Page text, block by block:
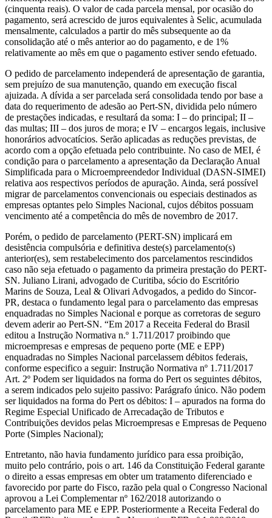
(cinquenta reais). O valor de cada parcela mensal, por ocasião do
pagamento, será acrescido de juros equivalentes à Selic, acumulada
mensalmente, calculados a partir do mês subsequente ao da
consolidação até o mês anterior ao do pagamento, e de 1%
relativamente ao mês em que o pagamento estiver sendo efetuado.
O pedido de parcelamento independerá de apresentação de garantia,
sem prejuízo de sua manutenção, quando em execução fiscal
ajuizada. A dívida a ser parcelada será consolidada tendo por base a
data do requerimento de adesão ao Pert-SN, dividida pelo número
de prestações indicadas, e resultará da soma: I – do principal; II –
das multas; III – dos juros de mora; e IV – encargos legais, inclusive
honorários advocatícios. Serão aplicadas as reduções previstas, de
acordo com a opção efetuada pelo contribuinte. No caso de MEI, é
condição para o parcelamento a apresentação da Declaração Anual
Simplificada para o Microempreendedor Individual (DASN-SIMEI)
relativa aos respectivos períodos de apuração. Ainda, será possível
migrar de parcelamentos convencionais ou especiais destinados as
empresas optantes pelo Simples Nacional, cujos débitos possuam
vencimento até a competência do mês de novembro de 2017.
Porém, o pedido de parcelamento (PERT-SN) implicará em
desistência compulsória e definitiva deste(s) parcelamento(s)
anterior(es), sem restabelecimento dos parcelamentos rescindidos
caso não seja efetuado o pagamento da primeira prestação do PERT-
SN. Juliano Lirani, advogado de Curitiba, sócio do Escritório
Marins de Souza, Leal & Olivari Advogados, a pedido do Sincor-
PR, destaca o fundamento legal para o parcelamento das empresas
enquadradas no Simples Nacional e porque as corretoras de seguro
devem aderir ao Pert-SN. “Em 2017 a Receita Federal do Brasil
editou a Instrução Normativa n.º 1.711/2017 proibindo que
microempresas e empresas de pequeno porte (ME e EPP)
enquadradas no Simples Nacional parcelassem débitos federais,
conforme especifico a seguir: Instrução Normativa nº 1.711/2017
Art. 2º Podem ser liquidados na forma do Pert os seguintes débitos,
a serem indicados pelo sujeito passivo: Parágrafo único. Não podem
ser liquidados na forma do Pert os débitos: I – apurados na forma do
Regime Especial Unificado de Arrecadação de Tributos e
Contribuições devidos pelas Microempresas e Empresas de Pequeno
Porte (Simples Nacional);
Entretanto, não havia fundamento jurídico para essa proibição,
muito pelo contrário, pois o art. 146 da Constituição Federal garante
o direito a essas empresas em obter um tratamento diferenciado e
favorecido por parte do Fisco, razão pela qual o Congresso Nacional
aprovou a Lei Complementar nº 162/2018 autorizando o
parcelamento para ME e EPP. Posteriormente a Receita Federal do